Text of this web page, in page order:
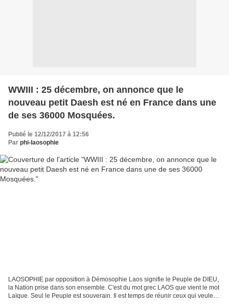
WWIII : 25 décembre, on annonce que le
nouveau petit Daesh est né en France dans une
de ses 36000 Mosquées.
Publié le 12/12/2017 à 12:56
Par phi-laosophie
LAOSOPHIE par opposition à Démosophie Laos signifie le Peuple de DIEU,
la Nation prise dans son ensemble. C'est du mot grec LAOS que vient le mot
Laïque. Seul le Peuple est souverain. Il est temps de réunir ceux qui veulent